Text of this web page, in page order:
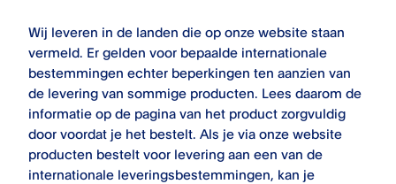
Wij leveren in de landen die op onze website staan
vermeld. Er gelden voor bepaalde internationale
bestemmingen echter beperkingen ten aanzien van
de levering van sommige producten. Lees daarom de
informatie op de pagina van het product zorgvuldig
door voordat je het bestelt. Als je via onze website
producten bestelt voor levering aan een van de
internationale leveringsbestemmingen, kan je